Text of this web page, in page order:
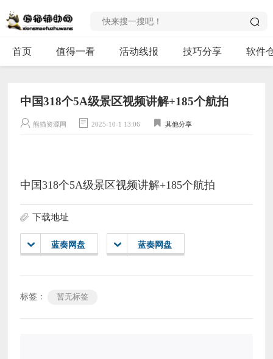
首页 值得一看 活动线报 技巧分享 软件
中国318个5A级景区视频讲解+185个航拍
熊猫资源网 2025-10-1 13:06 其他分享
中国318个5A级景区视频讲解+185个航拍
下载地址
蓝奏网盘 蓝奏网盘
标签： 暂无标签